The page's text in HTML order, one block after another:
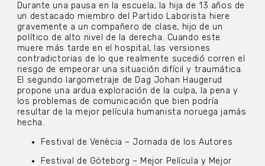
Durante una pausa en la escuela, la hija de 13 años de
un destacado miembro del Partido Laborista hiere
gravemente a un compañero de clase, hijo de un
político de alto nivel de la derecha. Cuando este
muere más tarde en el hospital, las versiones
contradictorias de lo que realmente sucedió corren el
riesgo de empeorar una situación difícil y traumática.
El segundo largometraje de Dag Johan Haugerud
propone una ardua exploración de la culpa, la pena y
los problemas de comunicación que bien podría
resultar de la mejor película humanista noruega jamás
hecha.
Festival de Venècia – Jornada de los Autores
Festival de Göteborg – Mejor Película y Mejor